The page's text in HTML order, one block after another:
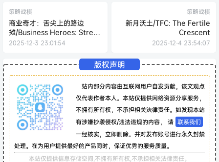
策略战棋
商业奇才：舌尖上的路边
摊/Business Heroes: Street
Grub
2025-12-3 23:01:54
策略战棋
新月沃土/TFC: The Fertile
Crescent
2025-12-4 23:54:07
版权声明
站内部分内容由互联网用户自发贡献，该文观点
仅代表作者本人。本站仅提供网络资源分享服务，
不拥有所有权，不承担相关法律责任。如发现本站
有涉嫌抄袭侵权/违法违规的内容， 请 联系我们
一经核实，立即删除。并对发布账号进行永久封禁
处理。在为用户提供最好的产品同时，保证优秀的服务质量。
本站仅提供信息存储空间,不拥有所有权,不承担相关法律责任。